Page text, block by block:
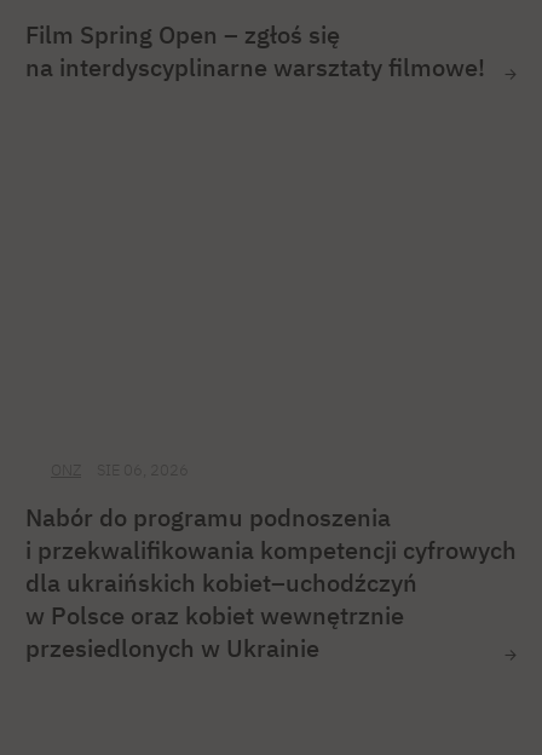
Film Spring Open – zgłoś się
na interdyscyplinarne warsztaty filmowe!
Nabór do programu podnoszenia
i przekwalifikowania kompetencji cyfrowych
dla ukraińskich kobiet–uchodźczyń
w Polsce oraz kobiet wewnętrznie
przesiedlonych w Ukrainie